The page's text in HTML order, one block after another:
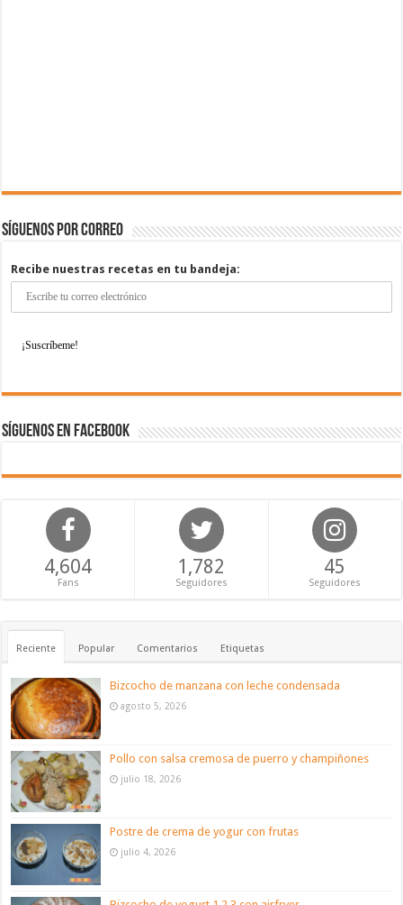
Síguenos por correo
Recibe nuestras recetas en tu bandeja:
Síguenos en Facebook
4,604
Fans
1,782
Seguidores
45
Seguidores
Reciente Popular Comentarios Etiquetas
Bizcocho de manzana con leche condensada
agosto 5, 2026
Pollo con salsa cremosa de puerro y champiñones
julio 18, 2026
Postre de crema de yogur con frutas
julio 4, 2026